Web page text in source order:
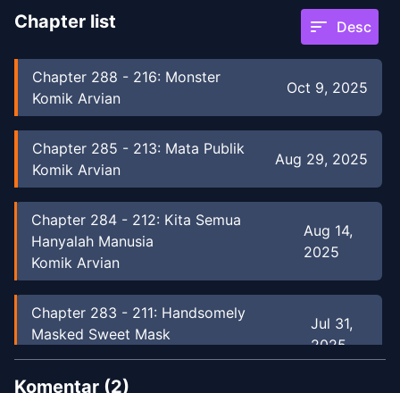
Chapter list sort Desc
Chapter 288 - 216: Monster
Komik Arvian
Oct 9, 2025
Chapter 285 - 213: Mata Publik
Komik Arvian
Aug 29, 2025
Chapter 284- 212: Kita Semua
Hanyalah Manusia
Komik Arvian
Aug 14,
2025
Chapter 283 - 211: Handsomely
Masked Sweet Mask
Komik Arvian
Jul 31,
2025
Komentar (2)